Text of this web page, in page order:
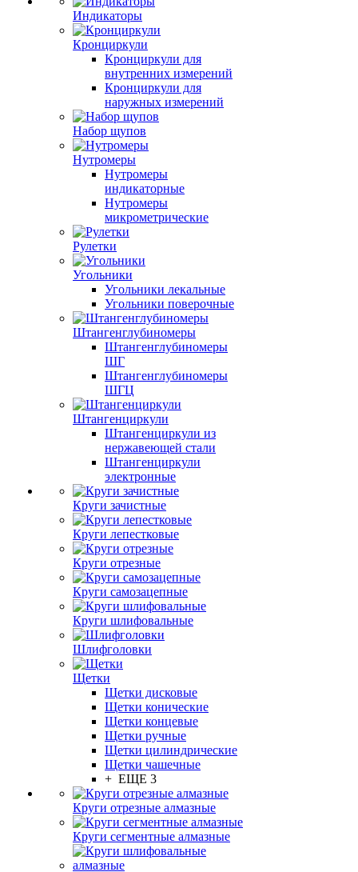
Индикаторы
Кронциркули
Кронциркули для
внутренних измерений
Кронциркули для
наружных измерений
Набор щупов
Нутромеры
Нутромеры
индикаторные
Нутромеры
микрометрические
Рулетки
Угольники
Угольники лекальные
Угольники поверочные
Штангенглубиномеры
Штангенглубиномеры
ШГ
Штангенглубиномеры
ШГЦ
Штангенциркули
Штангенциркули из
нержавеющей стали
Штангенциркули
электронные
Круги зачистные
Круги лепестковые
Круги отрезные
Круги самозацепные
Круги шлифовальные
Шлифголовки
Щетки
Щетки дисковые
Щетки конические
Щетки концевые
Щетки ручные
Щетки цилиндрические
Щетки чашечные
+ ЕЩЕ 3
Круги отрезные алмазные
Круги сегментные алмазные